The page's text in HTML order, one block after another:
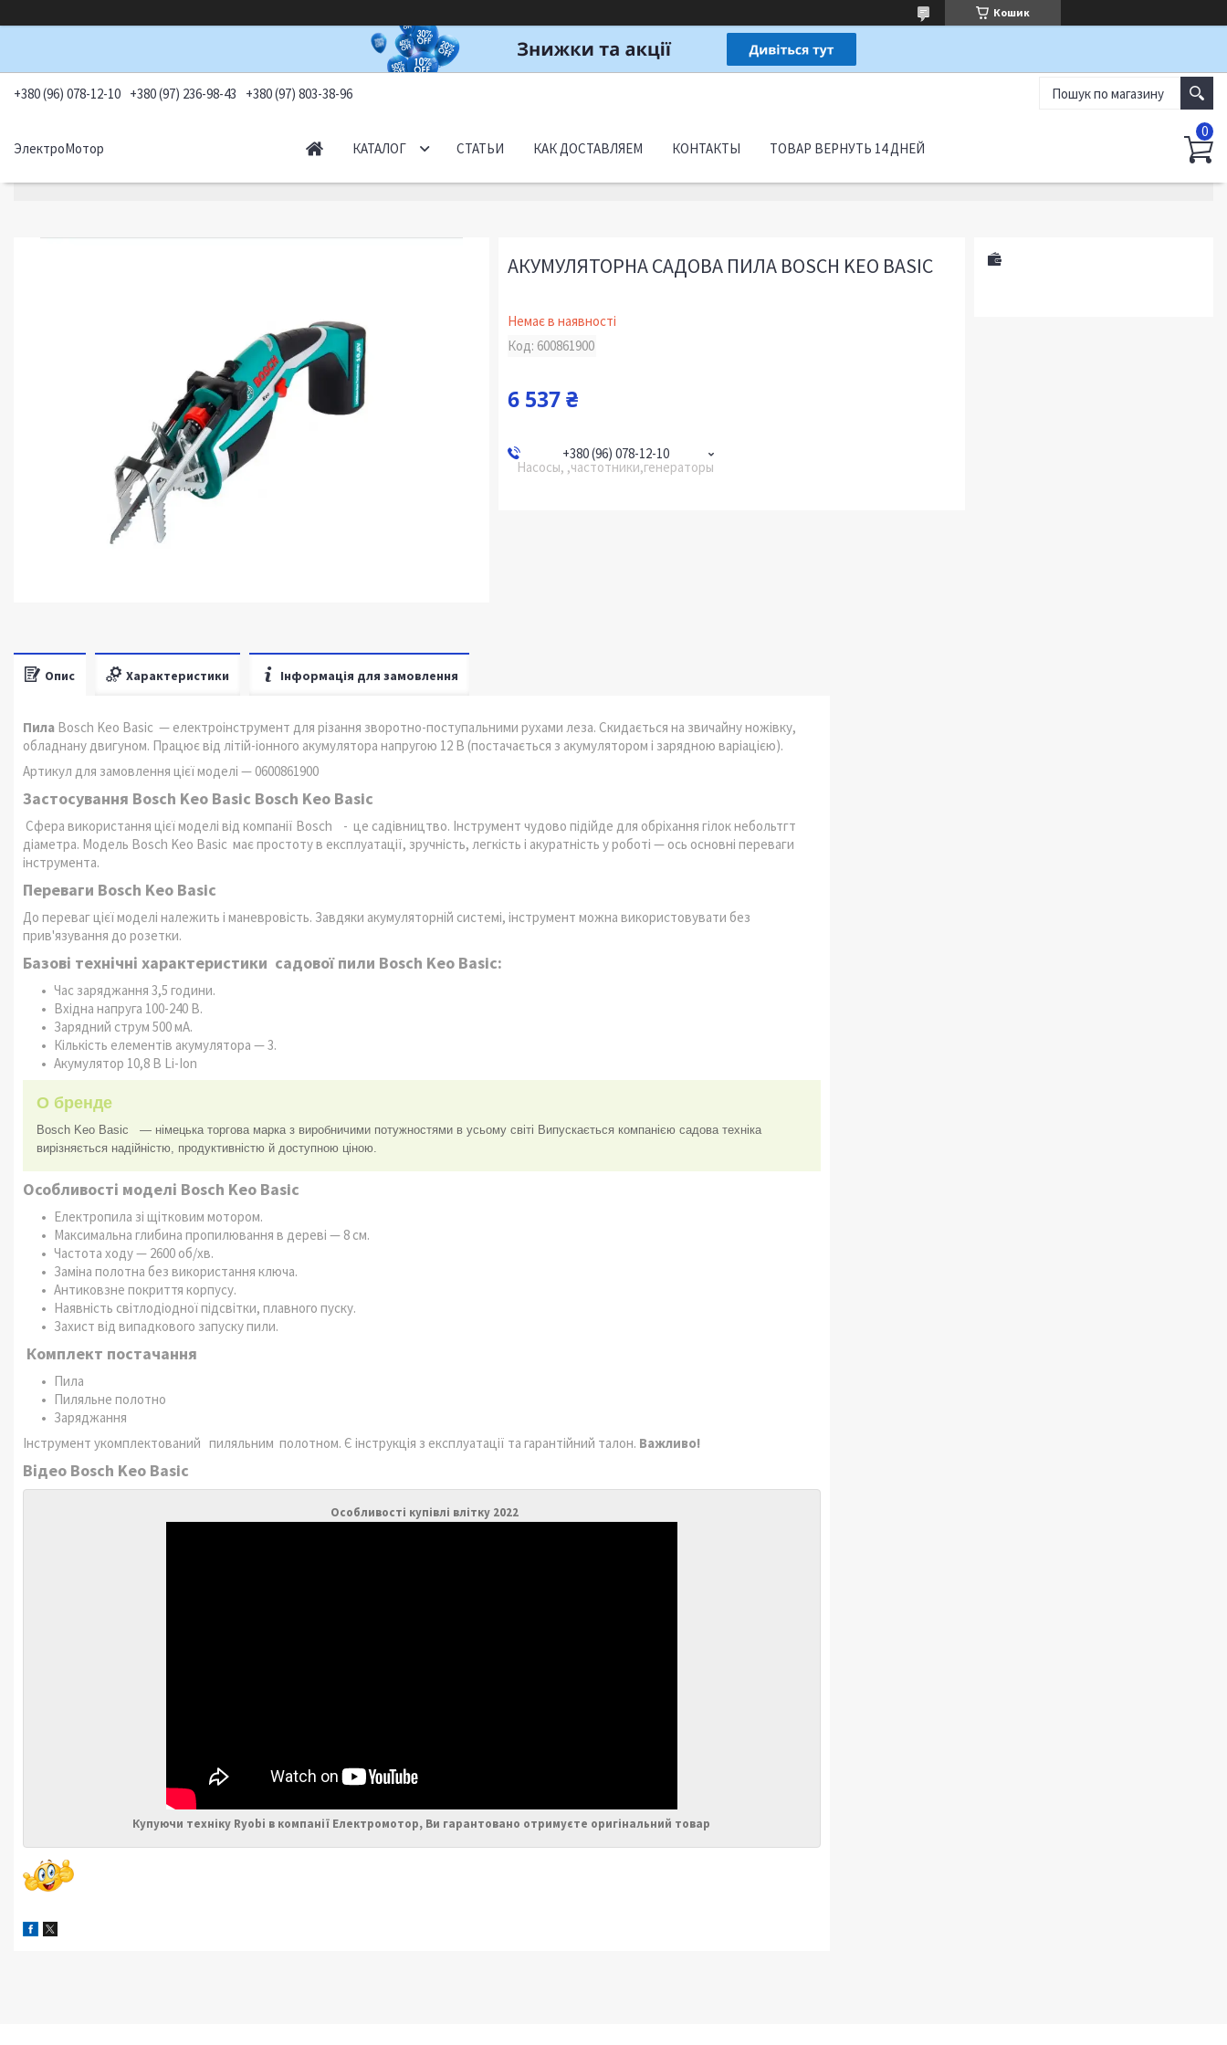
Кошик
+380 (96) 078-12-10 +380 (97) 236-98-43 +380 (97) 803-38-96
ЭлектроМотор КАТАЛОГ СТАТЬИ КАК ДОСТАВЛЯЕМ КОНТАКТЫ ТОВАР ВЕРНУТЬ 14 ДНЕЙ
АКУМУЛЯТОРНА САДОВА ПИЛА BOSCH KEO BASIC
Немає в наявності
Код: 600861900
6 537 ₴
+380 (96) 078-12-10
Насосы, ,частотники,генераторы
Опис Характеристики Інформація для замовлення
Пила Bosch Keo Basic — електроінструмент для різання зворотно-поступальними рухами леза. Скидається на звичайну ножівку,
обладнану двигуном. Працює від літій-іонного акумулятора напругою 12 В (постачається з акумулятором і зарядною варіацією).
Артикул для замовлення цієї моделі — 0600861900
Застосування Bosch Keo Basic Bosch Keo Basic
Сфера використання цієї моделі від компанії Bosch - це садівництво. Інструмент чудово підійде для обріхання гілок небольтгт
діаметра. Модель Bosch Keo Basic має простоту в експлуатації, зручність, легкість і акуратність у роботі — ось основні переваги
інструмента.
Переваги Bosch Keo Basic
До переваг цієї моделі належить і маневровість. Завдяки акумуляторній системі, інструмент можна використовувати без
прив'язування до розетки.
Базові технічні характеристики садової пили Bosch Keo Basic:
Час заряджання 3,5 години.
Вхідна напруга 100-240 В.
Зарядний струм 500 мА.
Кількість елементів акумулятора — 3.
Акумулятор 10,8 В Li-Ion
О бренде
Bosch Keo Basic — німецька торгова марка з виробничими потужностями в усьому світі Випускається компанією садова техніка
вирізняється надійністю, продуктивністю й доступною ціною.
Особливості моделі Bosch Keo Basic
Електропила зі щітковим мотором.
Максимальна глибина пропилювання в дереві — 8 см.
Частота ходу — 2600 об/хв.
Заміна полотна без використання ключа.
Антиковзне покриття корпусу.
Наявність світлодіодної підсвітки, плавного пуску.
Захист від випадкового запуску пили.
Комплект постачання
Пила
Пиляльне полотно
Заряджання
Інструмент укомплектований пиляльним полотном. Є інструкція з експлуатації та гарантійний талон. Важливо!
Відео Bosch Keo Basic
Особливості купівлі влітку 2022
Купуючи техніку Ryobi в компанії Електромотор, Ви гарантовано отримуєте оригінальний товар